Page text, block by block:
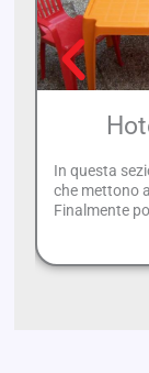
In questa
che mettono
Finalmente